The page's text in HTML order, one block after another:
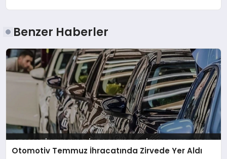
Benzer Haberler
Otomotiv Temmuz İhracatında Zirvede Yer Aldı